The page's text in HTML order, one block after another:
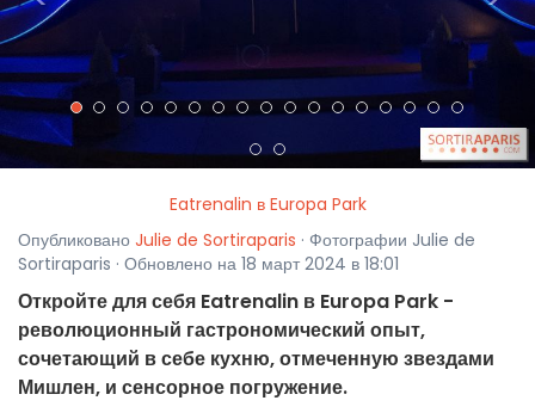
Eatrenalin в Europa Park
Опубликовано Julie de Sortiraparis · Фотографии Julie de
Sortiraparis · Обновлено на 18 март 2024 в 18:01
Откройте для себя Eatrenalin в Europa Park -
революционный гастрономический опыт,
сочетающий в себе кухню, отмеченную звездами
Мишлен, и сенсорное погружение.